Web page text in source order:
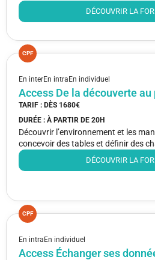
DÉCOUVRIR LA
CPF
En interEn intraEn individuel
Access De la découverte
TARIF : DÈS 1680€
DURÉE : À PARTIR DE 20H
Découvrir l’environnement et les
concevoir des tables et définir des
DÉCOUVRIR LA
CPF
En intraEn individuel
Access Échanger ses